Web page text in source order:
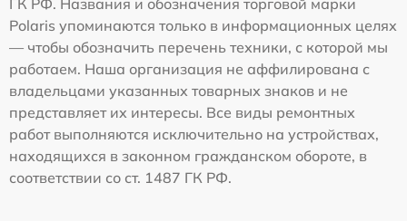
ГК РФ. Названия и обозначения торговой марки
Polaris упоминаются только в информационных целях
— чтобы обозначить перечень техники, с которой мы
работаем. Наша организация не аффилирована с
владельцами указанных товарных знаков и не
представляет их интересы. Все виды ремонтных
работ выполняются исключительно на устройствах,
находящихся в законном гражданском обороте, в
соответствии со ст. 1487 ГК РФ.